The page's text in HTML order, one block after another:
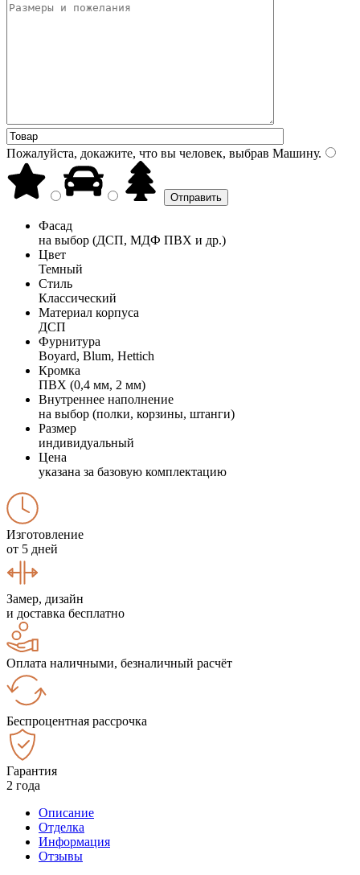
Пожалуйста, докажите, что вы человек, выбрав Машину.
Фасад
на выбор (ДСП, МДФ ПВХ и др.)
Цвет
Темный
Стиль
Классический
Материал корпуса
ДСП
Фурнитура
Boyard, Blum, Hettich
Кромка
ПВХ (0,4 мм, 2 мм)
Внутреннее наполнение
на выбор (полки, корзины, штанги)
Размер
индивидуальный
Цена
указана за базовую комплектацию
Изготовление
от 5 дней
Замер, дизайн
и доставка бесплатно
Оплата наличными, безналичный расчёт
Беспроцентная рассрочка
Гарантия
2 года
Описание
Отделка
Информация
Отзывы